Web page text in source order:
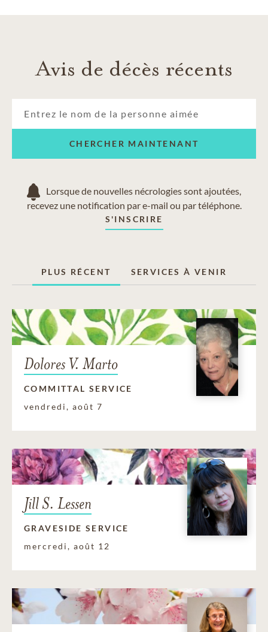
Palatine
Prospect Heights
Wheeling
Avis de décès récents
CHERCHER MAINTENANT
Lorsque de nouvelles nécrologies sont ajoutées,
recevez une notification par e-mail ou par téléphone.
S'INSCRIRE
PLUS RÉCENT SERVICES À VENIR
Dolores V. Marto
COMMITTAL SERVICE
vendredi, août 7
Jill S. Lessen
GRAVESIDE SERVICE
mercredi, août 12